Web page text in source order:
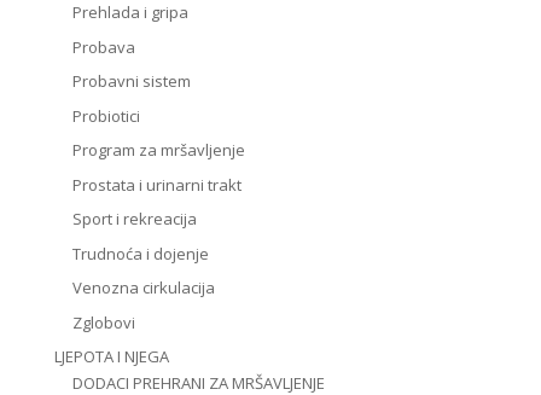
Prehlada i gripa
Probava
Probavni sistem
Probiotici
Program za mršavljenje
Prostata i urinarni trakt
Sport i rekreacija
Trudnoća i dojenje
Venozna cirkulacija
Zglobovi
LJEPOTA I NJEGA
DODACI PREHRANI ZA MRŠAVLJENJE